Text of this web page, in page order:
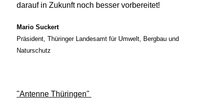
darauf in Zukunft noch besser vorbereitet!
Mario Suckert
Präsident, Thüringer Landesamt für Umwelt, Bergbau und
Naturschutz
"Antenne Thüringen"